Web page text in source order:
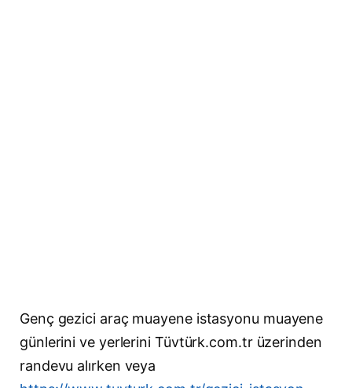
Genç gezici araç muayene istasyonu muayene
günlerini ve yerlerini Tüvtürk.com.tr üzerinden
randevu alırken veya